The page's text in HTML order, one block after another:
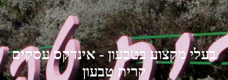
בעלי מקצוע בטבעון - אינדקס עסקים
קרית טבעון